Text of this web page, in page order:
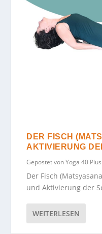
DER FISCH
AKTIVIERUNG
Gepostet vonYoga 40 Plus
Der Fisch
und Aktivierung der
WEITERLESEN